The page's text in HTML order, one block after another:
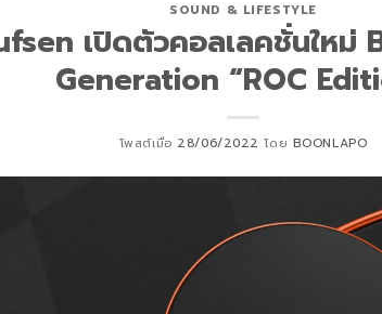
SOUND & LIFESTYLE
เปิดตัวคอลเลคชั่นใหม่
Generation “ROC
โพสต์เมื่อ 28/06/2022 โดย BOONLAPO